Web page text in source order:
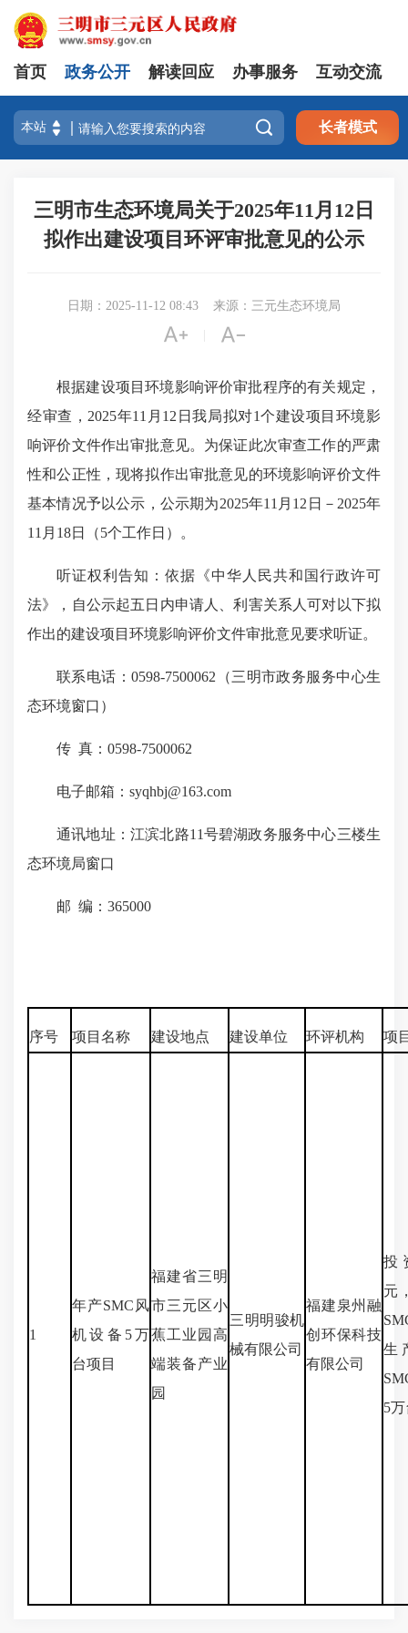
首页 政务公开 解读回应 办事服务 互动交流
 长者模式
三明市生态环境局关于2025年11月12日
拟作出建设项目环评审批意见的公示
日期：2025-11-12 08:43 来源：三元生态环境局
 
根据建设项目环境影响评价审批程序的有关规定，
经审查，2025年11月12日我局拟对1个建设项目环境影
响评价文件作出审批意见。为保证此次审查工作的严肃
性和公正性，现将拟作出审批意见的环境影响评价文件
基本情况予以公示，公示期为2025年11月12日－2025年
11月18日（5个工作日）。
听证权利告知：依据《中华人民共和国行政许可
法》，自公示起五日内申请人、利害关系人可对以下拟
作出的建设项目环境影响评价文件审批意见要求听证。
联系电话：0598-7500062（三明市政务服务中心生
态环境窗口）
传 真：0598-7500062
电子邮箱：syqhbj@163.com
通讯地址：江滨北路11号碧湖政务服务中心三楼生
态环境局窗口
邮 编：365000
序号 项目名称 建设地点 建设单位 环评机构 项
1
年产SMC风
机设备5万
台项目
福建省三明
市三元区小
蕉工业园高
端装备产业
园
三明明骏机
械有限公司
福建泉州融
创环保科技
有限公司
投
元
生
5